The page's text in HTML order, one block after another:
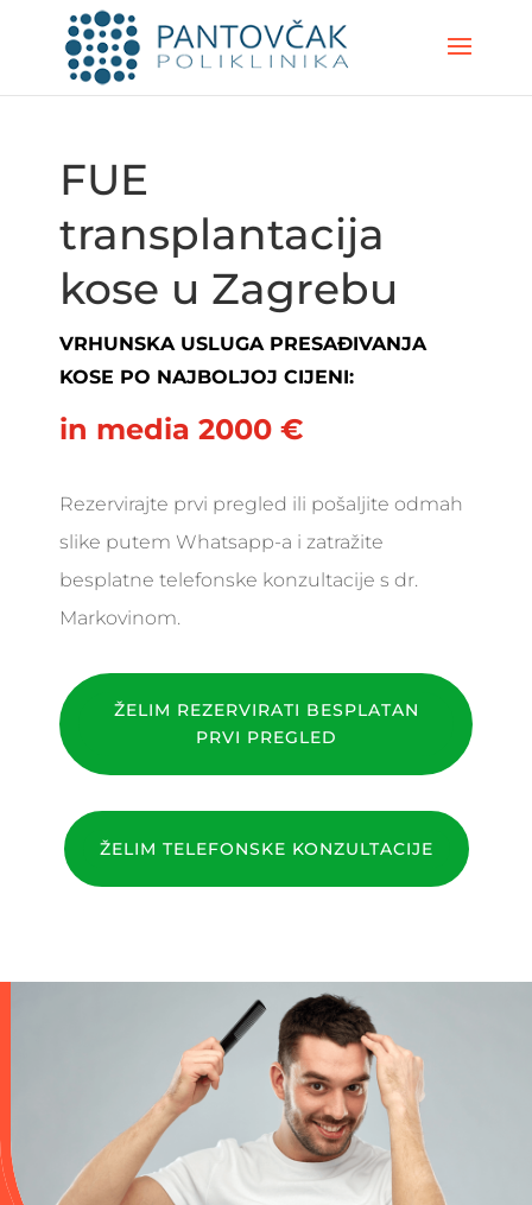
FUE
transplantacija
kose u Zagrebu
VRHUNSKA USLUGA PRESAĐIVANJA
KOSE PO NAJBOLJOJ CIJENI:
in media 2000 €
Rezervirajte prvi pregled ili pošaljite odmah
slike putem Whatsapp-a i zatražite
besplatne telefonske konzultacije s dr.
Markovinom.
ŽELIM REZERVIRATI BESPLATAN
PRVI PREGLED
ŽELIM TELEFONSKE KONZULTACIJE